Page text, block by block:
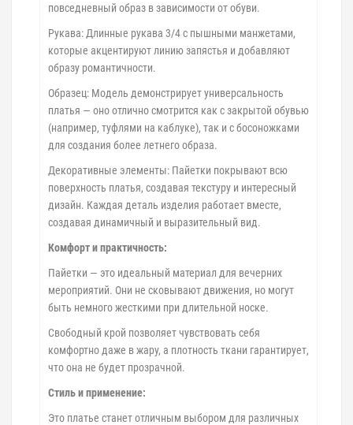
повседневный образ в зависимости от обуви.
Рукава: Длинные рукава 3/4 с пышными манжетами,
которые акцентируют линию запястья и добавляют
образу романтичности.
Образец: Модель демонстрирует универсальность
платья — оно отлично смотрится как с закрытой обувью
(например, туфлями на каблуке), так и с босоножками
для создания более летнего образа.
Декоративные элементы: Пайетки покрывают всю
поверхность платья, создавая текстуру и интересный
дизайн. Каждая деталь изделия работает вместе,
создавая динамичный и выразительный вид.
Комфорт и практичность:
Пайетки — это идеальный материал для вечерних
мероприятий. Они не сковывают движения, но могут
быть немного жесткими при длительной носке.
Свободный крой позволяет чувствовать себя
комфортно даже в жару, а плотность ткани гарантирует,
что она не будет прозрачной.
Стиль и применение:
Это платье станет отличным выбором для различных